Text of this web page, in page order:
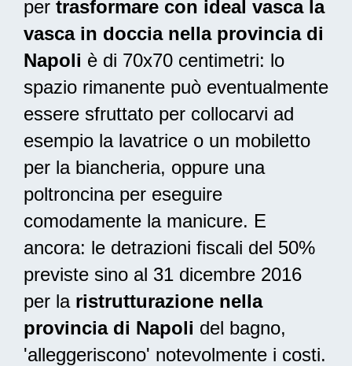
per trasformare con ideal vasca la
vasca in doccia nella provincia di
Napoli è di 70x70 centimetri: lo
spazio rimanente può eventualmente
essere sfruttato per collocarvi ad
esempio la lavatrice o un mobiletto
per la biancheria, oppure una
poltroncina per eseguire
comodamente la manicure. E
ancora: le detrazioni fiscali del 50%
previste sino al 31 dicembre 2016
per la ristrutturazione nella
provincia di Napoli del bagno,
'alleggeriscono' notevolmente i costi.